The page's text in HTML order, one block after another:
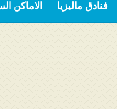
فنادق ماليزيا الاماكن